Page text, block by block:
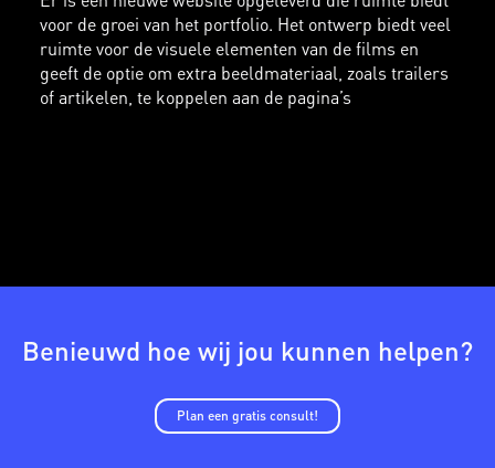
voor de groei van het portfolio. Het ontwerp biedt veel
ruimte voor de visuele elementen van de films en
geeft de optie om extra beeldmateriaal, zoals trailers
of artikelen, te koppelen aan de pagina’s
Benieuwd hoe wij jou kunnen helpen?
Plan een gratis consult!